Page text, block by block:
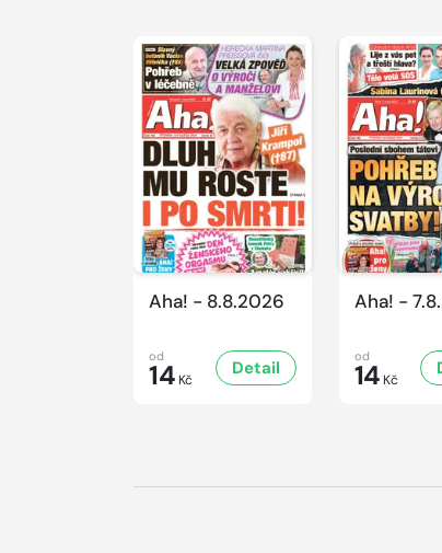
Aha! - 8.8.2026
od
14 Kč
Detail
Aha! -
od
14 Kč